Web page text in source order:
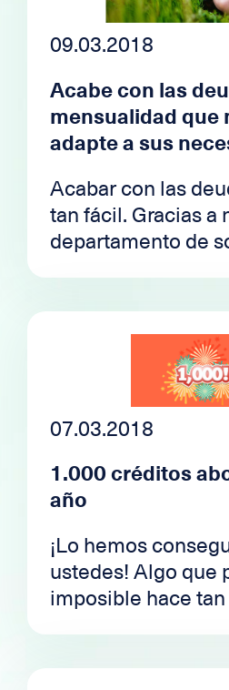
09.03.2018
Acabe con las
mensualidad que
adapte a sus
Acabar con las
tan fácil. Gracias a
departamento de
presupuesto.
07.03.2018
1.000 créditos
año
¡Lo hemos
ustedes! Algo que
imposible hace